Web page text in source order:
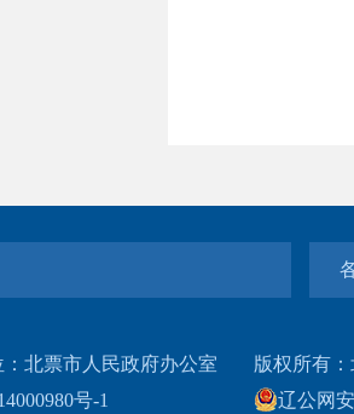
：北票市人民政府办公室
号-1
版权所有
辽公网